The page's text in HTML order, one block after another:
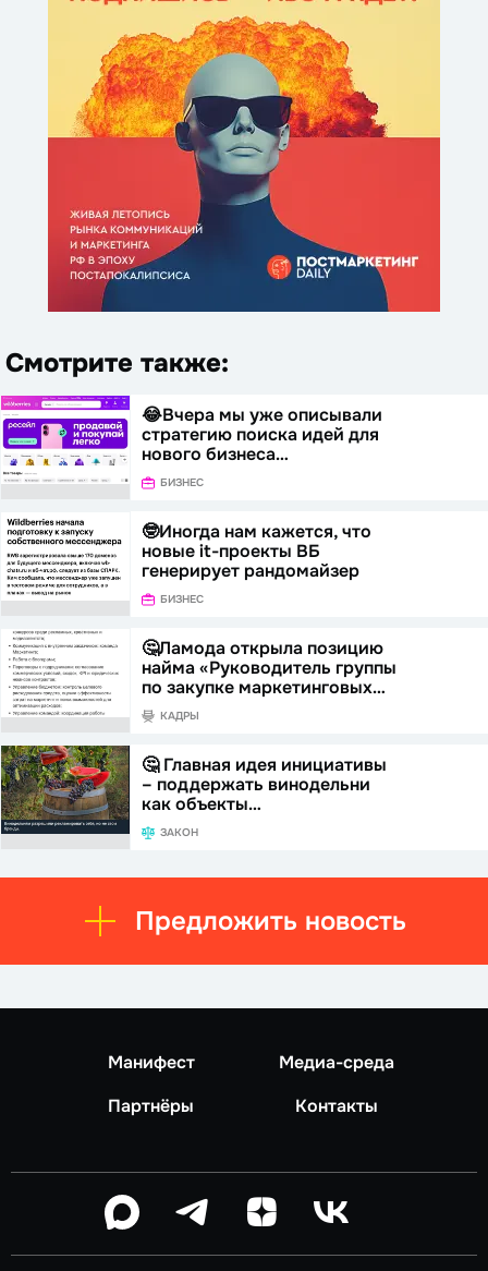
Смотрите также:
😂Вчера мы уже описывали
стратегию поиска идей для
нового бизнеса…
БИЗНЕС
🤓Иногда нам кажется, что
новые it-проекты ВБ
генерирует рандомайзер
БИЗНЕС
🤔Ламода открыла позицию
найма «Руководитель группы
по закупке маркетинговых…
КАДРЫ
🤔 Главная идея инициативы
– поддержать винодельни
как объекты…
ЗАКОН
Предложить новость
Манифест
Медиа-среда
Партнёры
Контакты